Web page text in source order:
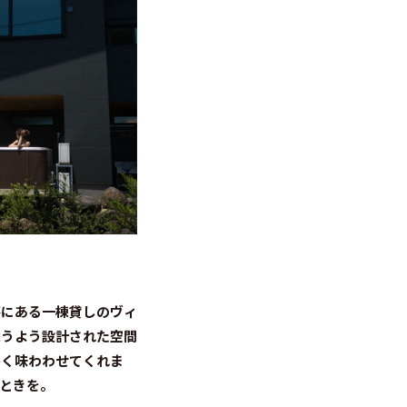
ある一棟貸しのヴィ
よう設計された空間
味わわせてくれま
きを。